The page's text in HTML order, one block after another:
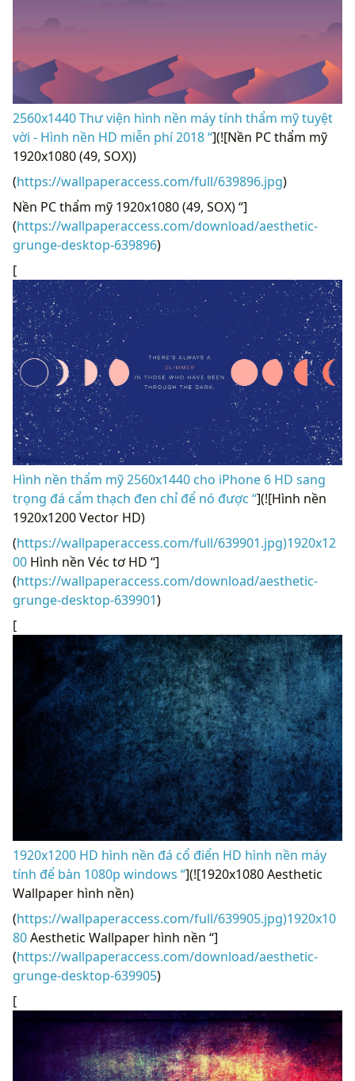
2560x1440 Thư viện hình nền máy tính thẩm mỹ tuyệt
vời - Hình nền HD miễn phí 2018 “](![Nền PC thẩm mỹ
1920x1080 (49, SOX))
(https://wallpaperaccess.com/full/639896.jpg)
Nền PC thẩm mỹ 1920x1080 (49, SOX) “]
(https://wallpaperaccess.com/download/aesthetic-
grunge-desktop-639896)
[
Hình nền thẩm mỹ 2560x1440 cho iPhone 6 HD sang
trọng đá cẩm thạch đen chỉ để nó được “](![Hình nền
1920x1200 Vector HD)
(https://wallpaperaccess.com/full/639901.jpg)1920x12
00 Hình nền Véc tơ HD “]
(https://wallpaperaccess.com/download/aesthetic-
grunge-desktop-639901)
[
1920x1200 HD hình nền đá cổ điển HD hình nền máy
tính để bàn 1080p windows “](![1920x1080 Aesthetic
Wallpaper hình nền)
(https://wallpaperaccess.com/full/639905.jpg)1920x10
80Aesthetic Wallpaper hình nền “]
(https://wallpaperaccess.com/download/aesthetic-
grunge-desktop-639905)
[